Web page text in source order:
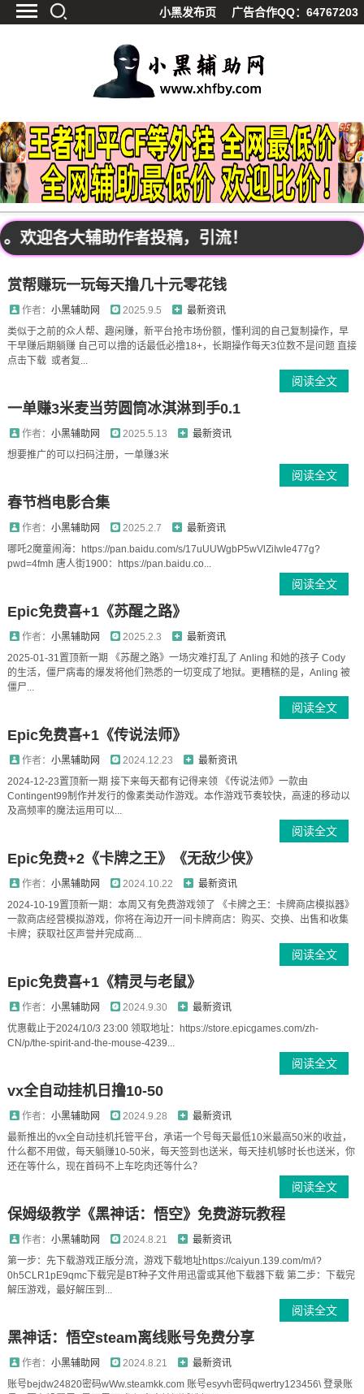
小黑发布页 广告合作QQ：64767203
精品软件
源码分享
资源宝库
影视解析
站内公告
各大辅助作者投稿，引流！
赏帮赚玩一玩每天撸几十元零花钱
作者： 小黑辅助网 2025.9.5
最新资讯
类似于之前的众人帮、趣闲赚，新平台抢市场份额，懂利润的自己复制操作，早
干早赚后期躺赚 自己可以撸的话最低必撸18+，长期操作每天3位数不是问题 直接
点击下载 或者复...
阅读全文
一单赚3米麦当劳圆筒冰淇淋到手0.1
作者： 小黑辅助网 2025.5.13
最新资讯
想要推广的可以扫码注册，一单赚3米
阅读全文
春节档电影合集
作者： 小黑辅助网 2025.2.7
最新资讯
哪吒2魔童闹海：https://pan.baidu.com/s/17uUUWgbP5wVlZiIwIe477g?
pwd=4fmh 唐人街1900：https://pan.baidu.co...
阅读全文
Epic免费喜+1《苏醒之路》
作者： 小黑辅助网 2025.2.3
最新资讯
2025-01-31置顶新一期 《苏醒之路》一场灾难打乱了 Anling 和她的孩子 Cody
的生活，僵尸病毒的爆发将他们熟悉的一切变成了地狱。更糟糕的是，Anling 被
僵尸...
阅读全文
Epic免费喜+1《传说法师》
作者： 小黑辅助网 2024.12.23
最新资讯
2024-12-23置顶新一期 接下来每天都有记得来领 《传说法师》一款由
Contingent99制作并发行的像素类动作游戏。本作游戏节奏较快，高速的移动以
及高频率的魔法运用可以...
阅读全文
Epic免费+2《卡牌之王》《无敌少侠》
作者： 小黑辅助网 2024.10.22
最新资讯
2024-10-19置顶新一期：本周又有免费游戏领了 《卡牌之王：卡牌商店模拟器》
一款商店经营模拟游戏，你将在海边开一间卡牌商店：购买、交换、出售和收集
卡牌；获取社区声誉并完成商...
阅读全文
Epic免费喜+1《精灵与老鼠》
作者： 小黑辅助网 2024.9.30
最新资讯
优惠截止于2024/10/3 23:00 领取地址：https://store.epicgames.com/zh-
CN/p/the-spirit-and-the-mouse-4239...
阅读全文
vx全自动挂机日撸10-50
作者： 小黑辅助网 2024.9.28
最新资讯
最新推出的vx全自动挂机托管平台，承诺一个号每天最低10米最高50米的收益，
什么都不用做，每天躺赚10-50米，每天签到也送米，每天挂机够时长也送米，你
还在等什么，现在首码不上车吃肉还等什么？
阅读全文
保姆级教学《黑神话：悟空》免费游玩教程
作者： 小黑辅助网 2024.8.21
最新资讯
第一步：先下载游戏正版分流，游戏下载地址https://caiyun.139.com/m/i?
0h5CLR1pE9qmc下载完是BT种子文件用迅雷或其他下载器下载 第二步：下载完
解压游戏，最好解压到...
阅读全文
黑神话：悟空steam离线账号免费分享
作者： 小黑辅助网 2024.8.21
最新资讯
账号bejdw24820密码wWw.steamkk.com 账号esyvh密码qwertry123456\ 登录账